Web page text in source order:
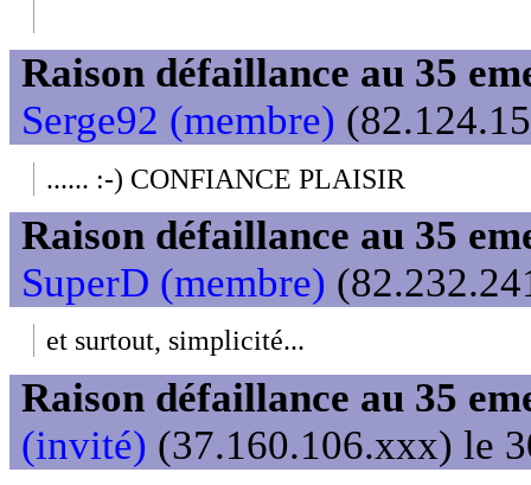
Raison défaillance au 35
Serge92 (membre)
...... :-) CONFIANCE PLAISIR
Raison défaillance au 35
SuperD (membre)
et surtout, simplicité...
Raison défaillance au 35
(invité) (37.160.106.xxx) le